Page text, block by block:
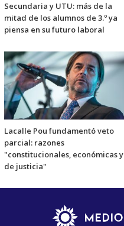
Secundaria y UTU: más de la
mitad de los alumnos de 3.º ya
piensa en su futuro laboral
Lacalle Pou fundamentó veto
parcial: razones
"constitucionales, económicas y
de justicia"